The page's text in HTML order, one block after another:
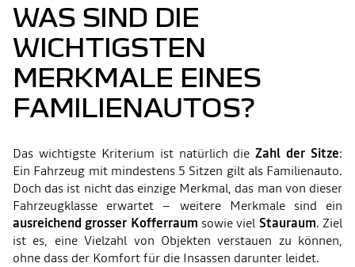
WAS SIND DIE
WICHTIGSTEN
MERKMALE EINES
FAMILIENAUTOS?
Das wichtigste Kriterium ist natürlich dieZahl der Sitze:
Ein Fahrzeug mit mindestens 5 Sitzen gilt als Familienauto.
Doch das ist nicht das einzige Merkmal, das man von dieser
Fahrzeugklasse erwartet – weitere Merkmale sind ein
ausreichend grosser Kofferraum sowie viel Stauraum. Ziel
ist es, eine Vielzahl von Objekten verstauen zu können,
ohne dass der Komfort für die Insassen darunter leidet.